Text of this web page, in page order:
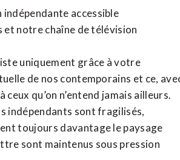
accessible
et notrechaîne de télévision
uniquement grâce à votre
de nos contemporains et ce,
qu’on n’entend jamais ailleurs.
indépendants sont fragilisés,
toujours davantage le paysage
sont maintenus sous pression